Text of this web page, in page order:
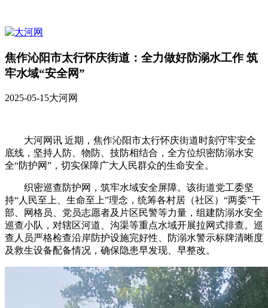
焦作沁阳市太行怀庆街道：全力做好防溺水工作 筑
牢水域“安全网”
2025-05-15大河网
大河网讯 近期，焦作沁阳市太行怀庆街道时刻守牢安全
底线，坚持人防、物防、技防相结合，全方位织密防溺水安
全“防护网”，切实保障广大人民群众的生命安全。
织密巡查防护网，筑牢水域安全屏障。该街道党工委坚
持“人民至上、生命至上”理念，统筹各村居（社区）“两委”干
部、网格员、党员志愿者及片区民警等力量，组建防溺水安全
巡查小队，对辖区河道、沟渠等重点水域开展拉网式排查。巡
查人员严格检查沿岸防护设施完好性、防溺水警示标牌清晰度
及救生设备配备情况，确保隐患早发现、早整改。